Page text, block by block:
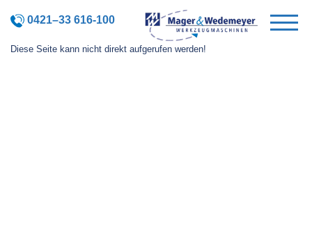
0421–33 616-100
Diese Seite kann nicht direkt aufgerufen werden!